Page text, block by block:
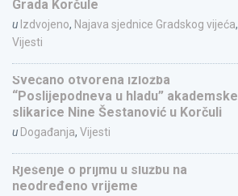
Grada Korčule
u Izdvojeno, Najava sjednice Gradskog vijeća,
Vijesti
Svečano otvorena izložba
“Poslijepodneva u hladu” akademske
slikarice Nine Šestanović u Korčuli
u Događanja, Vijesti
Rješenje o prijmu u službu na
neodređeno vrijeme